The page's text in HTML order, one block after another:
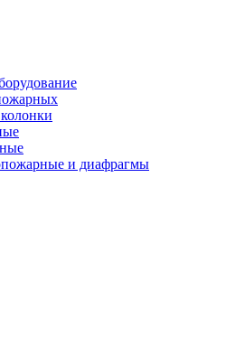
и диафрагмы